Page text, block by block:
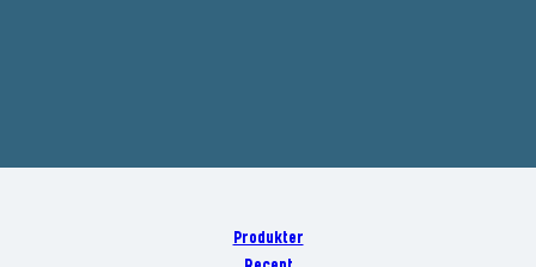
Produkter